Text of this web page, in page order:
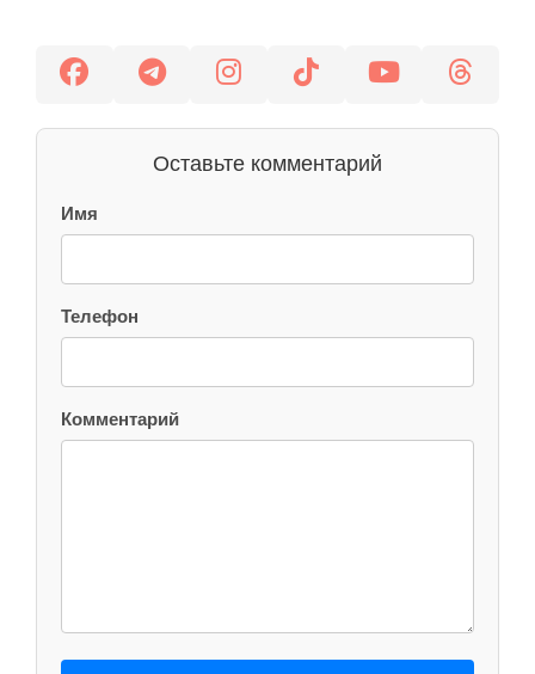
Оставьте комментарий
Имя
Телефон
Комментарий